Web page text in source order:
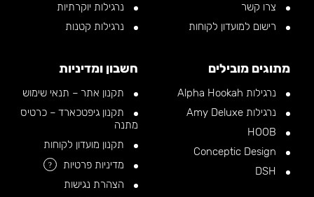
צרו קשר
רישום למועדון לקוחות
נרגילות יוקרתיות
נרגילות קטנות
מתוגים מובילים
נרגילות Alpha Hookah
נרגילות Amy Deluxe
חשבון ומדיניות
תקנון אתר – תנאי שימוש
תקנון גיפטכארד – כרטיס
מתנה
תקנון מועדון לקוחות
מדיניות פרטיות
?
הצהרת נגישות